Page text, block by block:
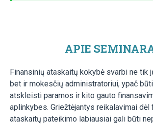
APIE
Finansinių ataskaitų kokybė svarbi ne tik
bet ir mokesčių administratoriui, ypač
atskleisti paramos ir kito gauto
aplinkybes. Griežtėjantys reikalavimai dėl
ataskaitų pateikimo labiausiai gali būti